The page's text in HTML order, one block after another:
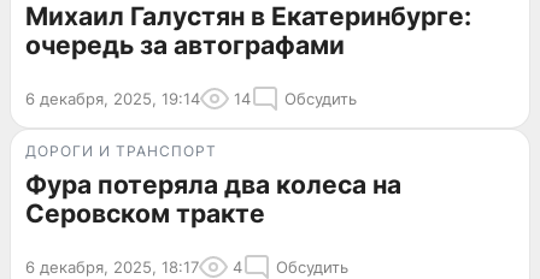
Михаил Галустян в Екатеринбурге:
очередь за автографами
6 декабря, 2025, 19:14 14 Обсудить
ДОРОГИ И ТРАНСПОРТ
Фура потеряла два колеса на
Серовском тракте
6 декабря, 2025, 18:17 4 Обсудить